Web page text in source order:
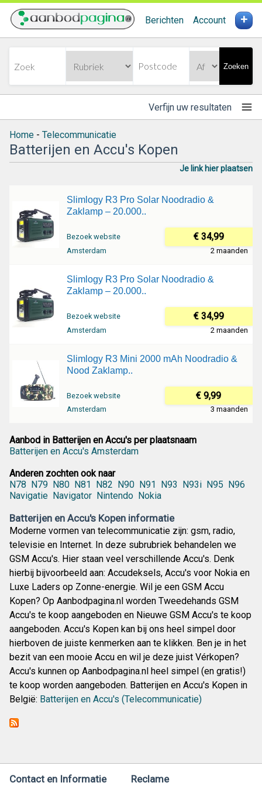
Berichten Account +
Zoeken
Verfijn uw resultaten
Home - Telecommunicatie
Batterijen en Accu's Kopen
Je link hier plaatsen
Slimlogy R3 Pro Solar Noodradio &
Zaklamp – 20.000..
Bezoek website € 34,99
Amsterdam 2 maanden
Slimlogy R3 Pro Solar Noodradio &
Zaklamp – 20.000..
Bezoek website € 34,99
Amsterdam 2 maanden
Slimlogy R3 Mini 2000 mAh Noodradio &
Nood Zaklamp..
Bezoek website € 9,99
Amsterdam 3 maanden
Aanbod in Batterijen en Accu's per plaatsnaam
Batterijen en Accu's Amsterdam
Anderen zochten ook naar
N78
N79 N80 N81 N82 N90 N91 N93 N93i N95
N96
Navigatie Navigator Nintendo Nokia
Batterijen en Accu's Kopen informatie
Moderne vormen van telecommunicatie zijn: gsm, radio,
televisie en Internet. In deze subrubriek behandelen we
GSM Accu's. Hier staan veel verschillende Accu's. Denk
hierbij bijvoorbeeld aan: Accudeksels, Accu's voor Nokia en
Luxe Laders op Zonne-energie. Wil je een GSM Accu
Kopen? Op Aanbodpagina.nl worden Tweedehands GSM
Accu's te koop aangeboden en Nieuwe GSM Accu's te koop
aangeboden. Accu's Kopen kan bij ons heel simpel door
hierboven de juiste kenmerken aan te klikken. Ben je in het
bezit van een mooie Accu en wil je deze juist Vérkopen?
Accu's kunnen op Aanbodpagina.nl heel simpel (en gratis!)
te koop worden aangeboden. Batterijen en Accu's Kopen in
België: Batterijen en Accu's (Telecommunicatie)
Contact en Informatie Reclame